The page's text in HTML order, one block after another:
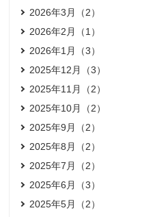
2026年3月（2）
2026年2月（1）
2026年1月（3）
2025年12月（3）
2025年11月（2）
2025年10月（2）
2025年9月（2）
2025年8月（2）
2025年7月（2）
2025年6月（3）
2025年5月（2）